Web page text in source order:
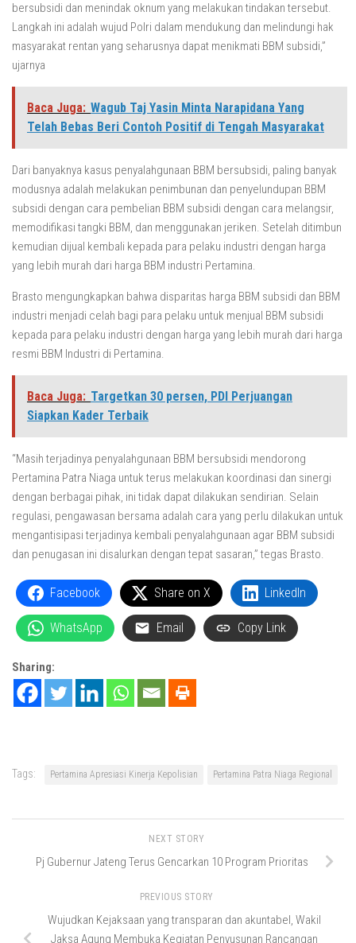
bersubsidi dan menindak oknum yang melakukan tindakan tersebut.
Langkah ini adalah wujud Polri dalam mendukung dan melindungi hak
masyarakat rentan yang seharusnya dapat menikmati BBM subsidi,”
ujarnya
Baca Juga: Wagub Taj Yasin Minta Narapidana Yang
Telah Bebas Beri Contoh Positif di Tengah Masyarakat
Dari banyaknya kasus penyalahgunaan BBM bersubsidi, paling banyak
modusnya adalah melakukan penimbunan dan penyelundupan BBM
subsidi dengan cara pembelian BBM subsidi dengan cara melangsir,
memodifikasi tangki BBM, dan menggunakan jeriken. Setelah ditimbun
kemudian dijual kembali kepada para pelaku industri dengan harga
yang lebih murah dari harga BBM industri Pertamina.
Brasto mengungkapkan bahwa disparitas harga BBM subsidi dan BBM
industri menjadi celah bagi para pelaku untuk menjual BBM subsidi
kepada para pelaku industri dengan harga yang lebih murah dari harga
resmi BBM Industri di Pertamina.
Baca Juga: Targetkan 30 persen, PDI Perjuangan
Siapkan Kader Terbaik
“Masih terjadinya penyalahgunaan BBM bersubsidi mendorong
Pertamina Patra Niaga untuk terus melakukan koordinasi dan sinergi
dengan berbagai pihak, ini tidak dapat dilakukan sendirian. Selain
regulasi, pengawasan bersama adalah cara yang perlu dilakukan untuk
mengantisipasi terjadinya kembali penyalahgunaan agar BBM subsidi
dan penugasan ini disalurkan dengan tepat sasaran,” tegas Brasto.
Facebook Share on X LinkedIn
WhatsApp Email Copy Link
Sharing:
Tags: Pertamina Apresiasi Kinerja Kepolisian Pertamina Patra Niaga Regional
NEXT STORY
Pj Gubernur Jateng Terus Gencarkan 10 Program Prioritas
PREVIOUS STORY
Wujudkan Kejaksaan yang transparan dan akuntabel, Wakil
Jaksa Agung Membuka Kegiatan Penyusunan Rancangan